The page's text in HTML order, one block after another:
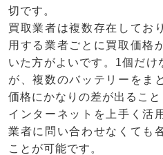
切です。
買取業者は複数存在してお
用する業者ごとに買取価格
いた方がよいです。1個だけ
が、複数のバッテリーをま
価格にかなりの差が出ること
インターネットを上手く活
業者に問い合わせなくても
ことが可能です。